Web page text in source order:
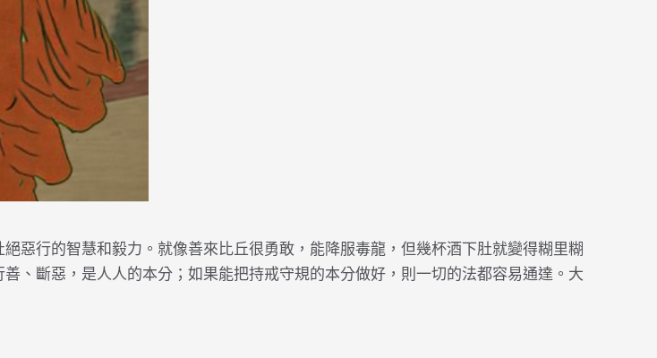
惡行的智慧和毅力。就像善來比丘很勇敢，能降服毒龍，但幾杯酒下肚就變得糊里糊
、斷惡，是人人的本分；如果能把持戒守規的本分做好，則一切的法都容易通達。大